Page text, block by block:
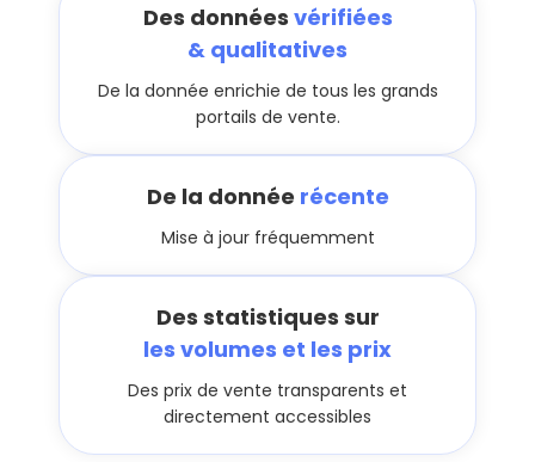
Des données vérifiées
& qualitatives
De la donnée enrichie de tous les grands
portails de vente.
De la donnée récente
Mise à jour fréquemment
Des statistiques sur
les volumes et les prix
Des prix de vente transparents et
directement accessibles